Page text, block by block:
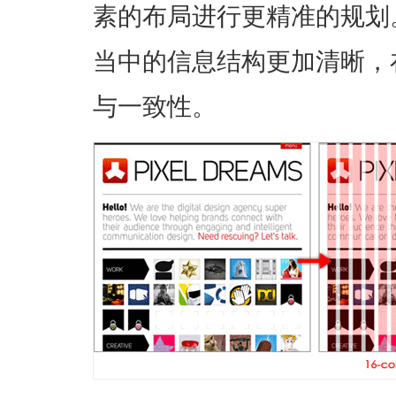
素的布局进行更精准的规
当中的信息结构更加清晰
与一致性。